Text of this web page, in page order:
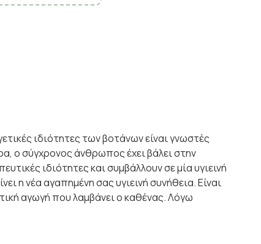
ιδιότητες των βοτάνων είναι γνωστές
ο σύγχρονος άνθρωπος έχει βάλει στην
ιδιότητες και συμβάλλουν σε μία υγιεινή
η νέα αγαπημένη σας υγιεινή συνήθεια. Είναι
αγωγή που λαμβάνει ο καθένας. Λόγω